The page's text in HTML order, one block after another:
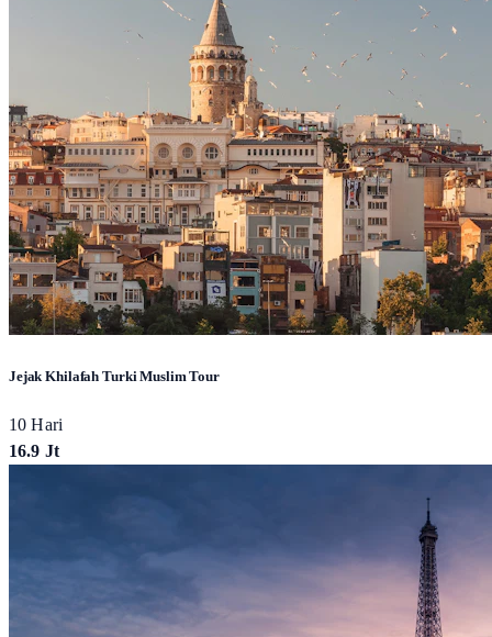
Jejak Khilafah Turki Muslim Tour
10 Hari
16.9 Jt